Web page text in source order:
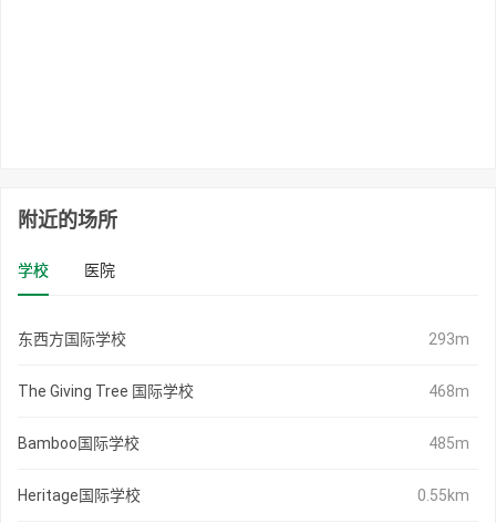
附近的场所
学校 医院
东西方国际学校 293m
The Giving Tree 国际学校 468m
Bamboo国际学校 485m
Heritage国际学校 0.55km